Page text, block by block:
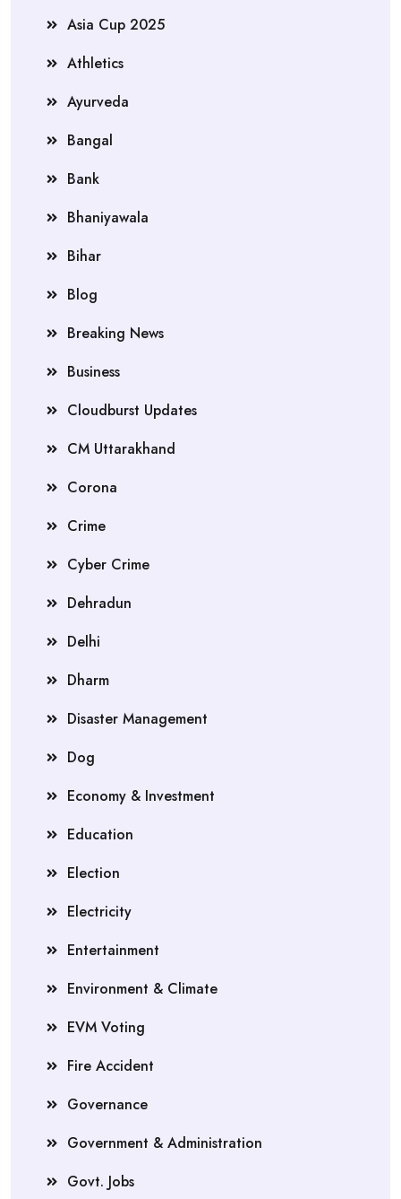
Asia Cup 2025
Athletics
Ayurveda
Bangal
Bank
Bhaniyawala
Bihar
Blog
Breaking News
Business
Cloudburst Updates
CM Uttarakhand
Corona
Crime
Cyber Crime
Dehradun
Delhi
Dharm
Disaster Management
Dog
Economy & Investment
Education
Election
Electricity
Entertainment
Environment & Climate
EVM Voting
Fire Accident
Governance
Government & Administration
Govt. Jobs